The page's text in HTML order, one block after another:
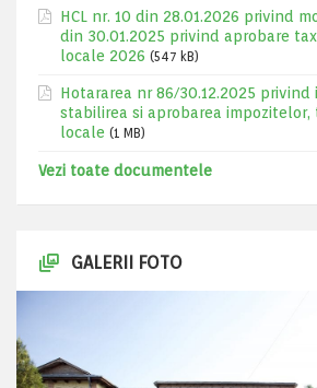
HCL nr. 10 din 28.01.2026 privind
din 30.01.2025 privind aprobare
locale 2026 (547 kB)
Hotararea nr 86/30.12.2025 privind
stabilirea si aprobarea
locale (1 MB)
Vezi toate documentele
GALERII FOTO